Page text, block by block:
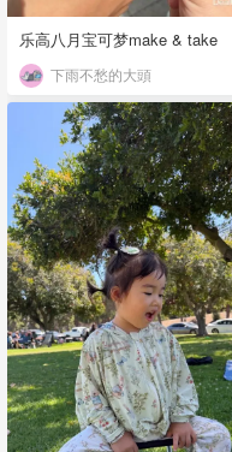
乐高八月宝可梦make & take
下雨不愁的大頭